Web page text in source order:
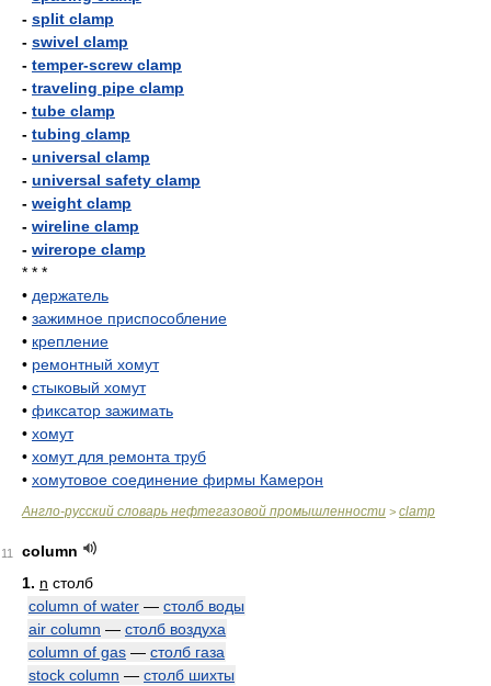
- split clamp
- swivel clamp
- temper-screw clamp
- traveling pipe clamp
- tube clamp
- tubing clamp
- universal clamp
- universal safety clamp
- weight clamp
- wireline clamp
- wirerope clamp
* * *
• держатель
• зажимное приспособление
• крепление
• ремонтный хомут
• стыковый хомут
• фиксатор зажимать
• хомут
• хомут для ремонта труб
• хомутовое соединение фирмы Камерон
Англо-русский словарь нефтегазовой промышленности > clamp
11
column
1. n столб
column of water — столб воды
air column — столб воздуха
column of gas — столб газа
stock column — столб шихты